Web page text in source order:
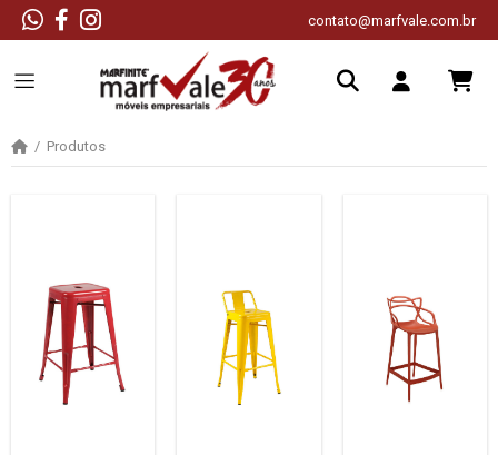
contato@marfvale.com.br
Produtos